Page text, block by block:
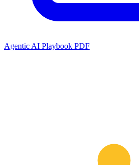
Agentic AI Playbook PDF